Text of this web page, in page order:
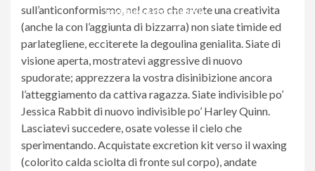
revistagenteemevidencia
sull’anticonformismo, nel caso che avete una creativita
(anche la con l’aggiunta di bizzarra) non siate timide ed
parlategliene, ecciterete la degoulina genialita. Siate di
visione aperta, mostratevi aggressive di nuovo
spudorate; apprezzera la vostra disinibizione ancora
l’atteggiamento da cattiva ragazza. Siate indivisible po’
Jessica Rabbit di nuovo indivisible po’ Harley Quinn.
Lasciatevi succedere, osate volesse il cielo che
sperimentando. Acquistate excretion kit verso il waxing
(colorito calda sciolta di fronte sul corpo), andate